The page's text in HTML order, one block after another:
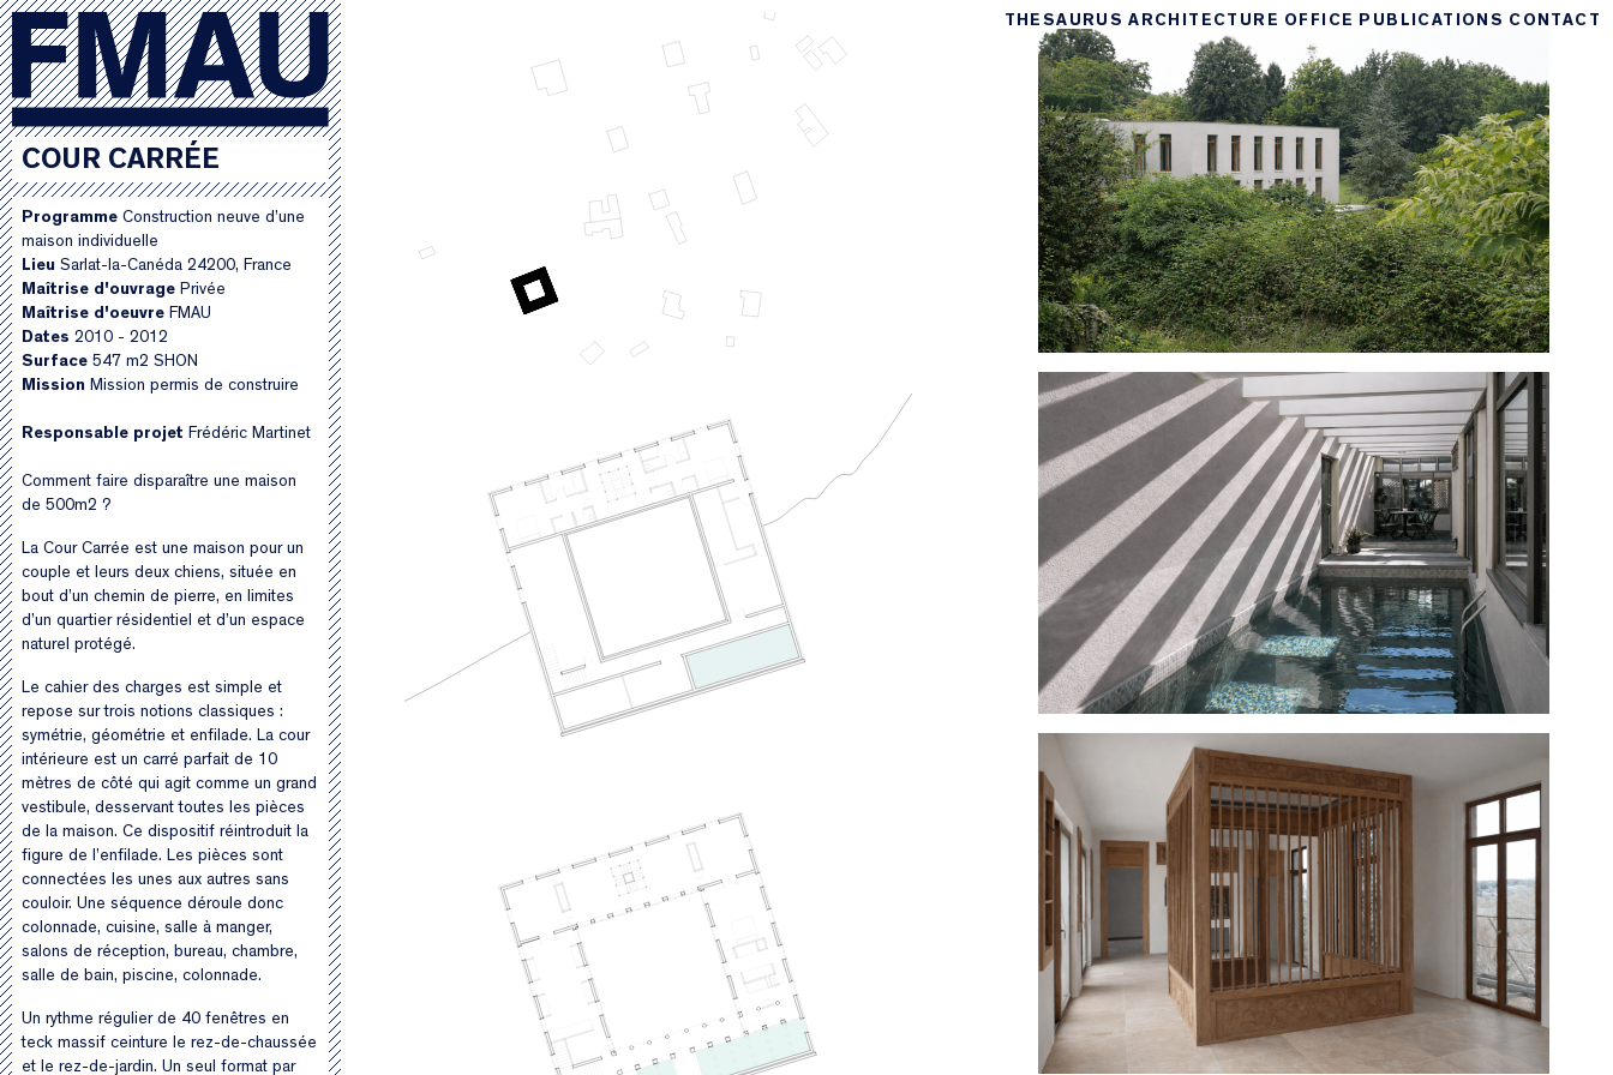
THESAURUS ARCHITECTURE OFFICE PUBLICATIONS CONTACT
COUR CARRÉE
Programme Construction neuve d’une
maison individuelle
Lieu Sarlat-la-Canéda 24200, France
Maîtrise d'ouvrage Privée
Maîtrise d'oeuvre FMAU
Dates 2010 - 2012
Surface 547 m2 SHON
Mission Mission permis de construire
Responsable projet Frédéric Martinet
Comment faire disparaître une maison
de 500m2 ?
La Cour Carrée est une maison pour un
couple et leurs deux chiens, située en
bout d’un chemin de pierre, en limites
d’un quartier résidentiel et d’un espace
naturel protégé.
Le cahier des charges est simple et
repose sur trois notions classiques :
symétrie, géométrie et enfilade. La cour
intérieure est un carré parfait de 10
mètres de côté qui agit comme un grand
vestibule, desservant toutes les pièces
de la maison. Ce dispositif réintroduit la
figure de l’enfilade. Les pièces sont
connectées les unes aux autres sans
couloir. Une séquence déroule donc
colonnade, cuisine, salle à manger,
salons de réception, bureau, chambre,
salle de bain, piscine, colonnade.
Un rythme régulier de 40 fenêtres en
teck massif ceinture le rez-de-chaussée
et le rez-de-jardin. Un seul format par